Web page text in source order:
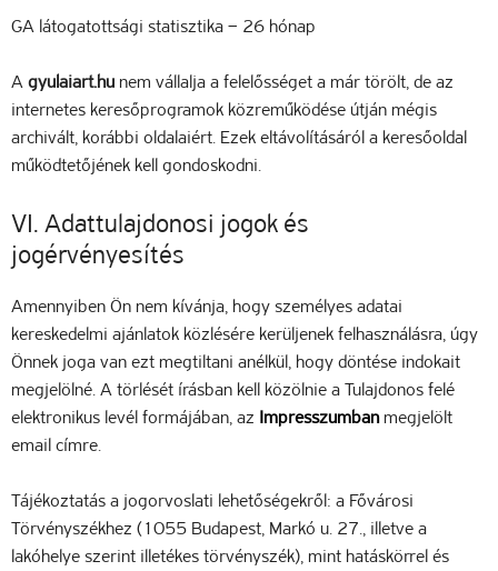
GA látogatottsági statisztika – 26 hónap
A gyulaiart.hu nem vállalja a felelősséget a már törölt, de az
internetes keresőprogramok közreműködése útján mégis
archivált, korábbi oldalaiért. Ezek eltávolításáról a keresőoldal
működtetőjének kell gondoskodni.
VI. Adattulajdonosi jogok és
jogérvényesítés
Amennyiben Ön nem kívánja, hogy személyes adatai
kereskedelmi ajánlatok közlésére kerüljenek felhasználásra, úgy
Önnek joga van ezt megtiltani anélkül, hogy döntése indokait
megjelölné. A törlését írásban kell közölnie a Tulajdonos felé
elektronikus levél formájában, az Impresszumbanmegjelölt
email címre.
Tájékoztatás a jogorvoslati lehetőségekről: a Fővárosi
Törvényszékhez (1055 Budapest, Markó u. 27., illetve a
lakóhelye szerint illetékes törvényszék), mint hatáskörrel és